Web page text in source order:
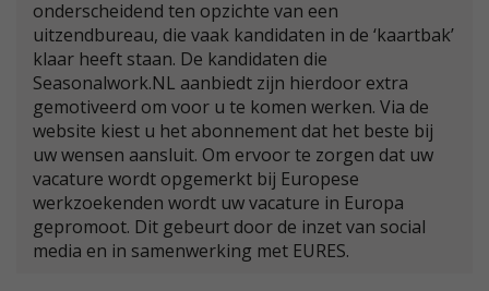
onderscheidend ten opzichte van een
uitzendbureau, die vaak kandidaten in de ‘kaartbak’
klaar heeft staan. De kandidaten die
Seasonalwork.NL aanbiedt zijn hierdoor extra
gemotiveerd om voor u te komen werken. Via de
website kiest u het abonnement dat het beste bij
uw wensen aansluit. Om ervoor te zorgen dat uw
vacature wordt opgemerkt bij Europese
werkzoekenden wordt uw vacature in Europa
gepromoot. Dit gebeurt door de inzet van social
media en in samenwerking met EURES.